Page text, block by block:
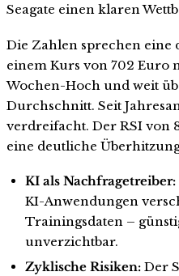
Seagate einen klaren
Die Zahlen sprechen eine
einem Kurs von 702 Euro
Wochen-Hoch und weit
Durchschnitt. Seit
verdreifacht. Der RSI von
eine deutliche
KI als Nachfragetreiber:
KI-Anwendungen
Trainingsdaten –
unverzichtbar.
Zyklische Risiken:Der